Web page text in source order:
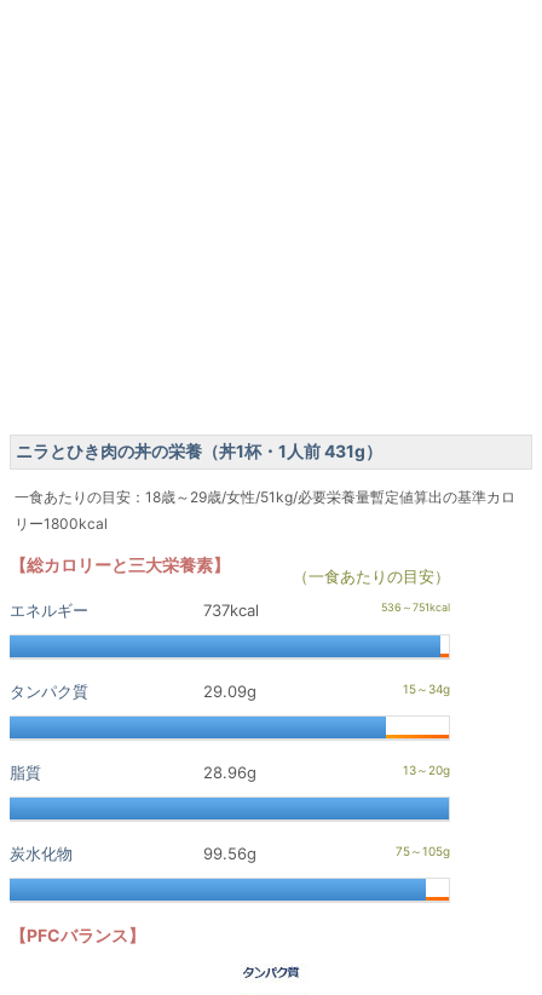
ニラとひき肉の丼の栄養（丼1杯・1人前 431g）
一食あたりの目安：18歳～29歳/女性/51kg/必要栄養量暫定値算出の基準カロ
リー1800kcal
【総カロリーと三大栄養素】
（一食あたりの目安）
エネルギー
737kcal
タンパク質 29.09g
脂質 28.96g
炭水化物 99.56g
【PFCバランス】